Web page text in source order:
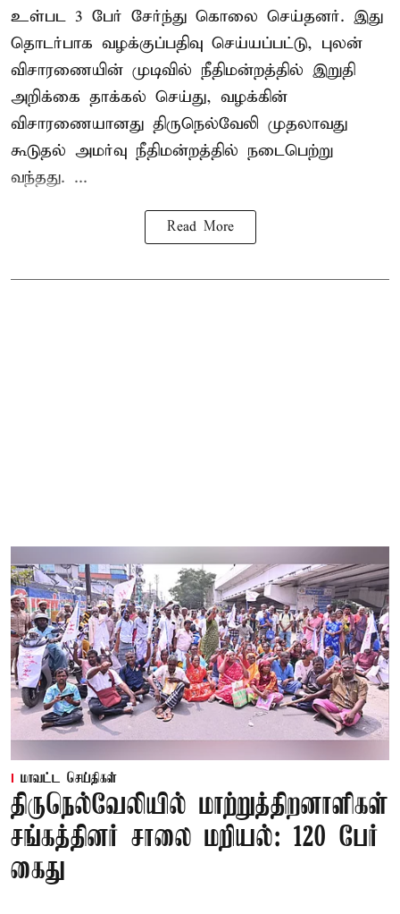
உள்பட 3 பேர் சேர்ந்து கொலை செய்தனர். இது
தொடர்பாக வழக்குப்பதிவு செய்யப்பட்டு, புலன்
விசாரணையின் முடிவில் நீதிமன்றத்தில் இறுதி
அறிக்கை தாக்கல் செய்து, வழக்கின்
விசாரணையானது திருநெல்வேலி முதலாவது
கூடுதல் அமர்வு நீதிமன்றத்தில் நடைபெற்று
வந்தது. ...
Read More
மாவட்ட செய்திகள்
திருநெல்வேலியில் மாற்றுத்திறனாளிகள்
சங்கத்தினர் சாலை மறியல்: 120 பேர்
கைது